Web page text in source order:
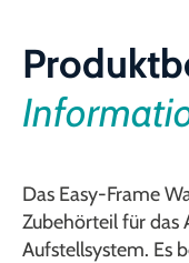
Das Easy-Frame
Zubehörteil für das
Aufstellsystem. Es